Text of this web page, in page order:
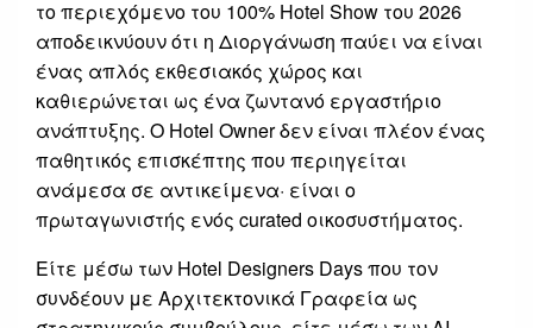
το περιεχόμενο του 100% Hotel Show του 2026
αποδεικνύουν ότι η Διοργάνωση παύει να είναι
ένας απλός εκθεσιακός χώρος και
καθιερώνεται ως ένα ζωντανό εργαστήριο
ανάπτυξης. Ο Hotel Owner δεν είναι πλέον ένας
παθητικός επισκέπτης που περιηγείται
ανάμεσα σε αντικείμενα· είναι ο
πρωταγωνιστής ενός curated οικοσυστήματος.
Είτε μέσω των Hotel Designers Days που τον
συνδέουν με Αρχιτεκτονικά Γραφεία ως